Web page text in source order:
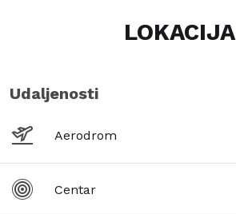
LOKACIJA
Udaljenosti
Aerodrom
Centar